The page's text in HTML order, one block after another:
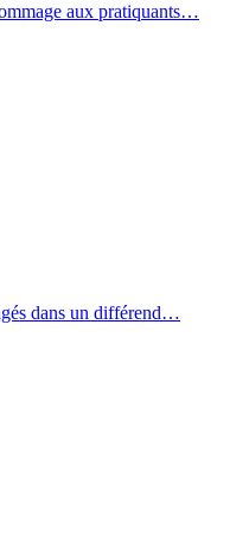
aux pratiquants…
dans un différend…